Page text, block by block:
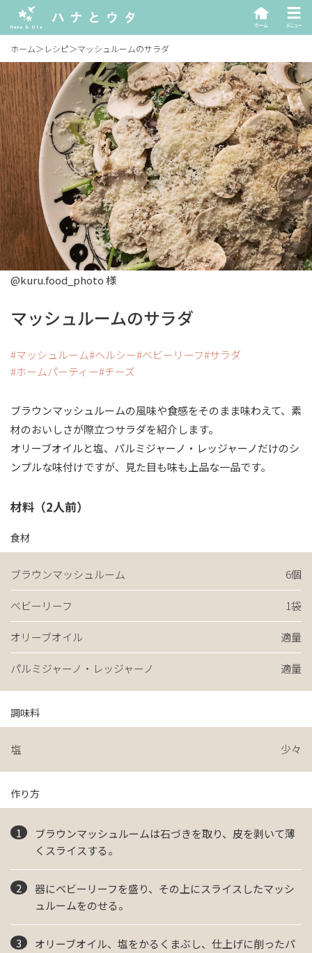
ホーム＞ レシピ＞マッシュルームのサラダ
@kuru.food_photo 様
マッシュルームのサラダ
マッシュルーム ヘルシー ベビーリーフ サラダ
ホームパーティー チーズ
ブラウンマッシュルームの風味や食感をそのまま味わえて、素
材のおいしさが際立つサラダを紹介します。
オリーブオイルと塩、パルミジャーノ・レッジャーノだけのシ
ンプルな味付けですが、見た目も味も上品な一品です。
材料（2人前）
食材
ブラウンマッシュルーム 6個
ベビーリーフ 1袋
オリーブオイル 適量
パルミジャーノ・レッジャーノ 適量
調味料
塩 少々
作り方
ブラウンマッシュルームは石づきを取り、皮を剥いて薄
くスライスする。
器にベビーリーフを盛り、その上にスライスしたマッシ
ュルームをのせる。
オリーブオイル、塩をかるくまぶし、仕上げに削ったパ